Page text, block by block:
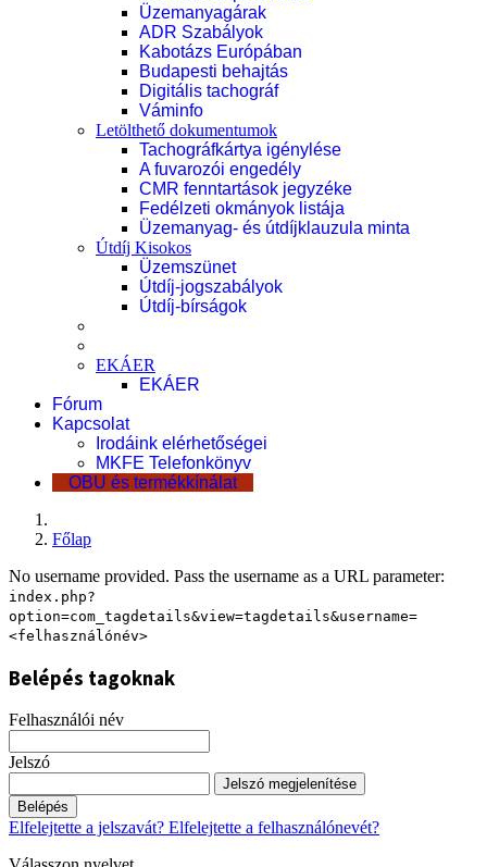
Üzemanyagárak
ADR Szabályok
Kabotázs Európában
Budapesti behajtás
Digitális tachográf
Váminfo
Letölthető dokumentumok
Tachográfkártya igénylése
A fuvarozói engedély
CMR fenntartások jegyzéke
Fedélzeti okmányok listája
Üzemanyag- és útdíjklauzula minta
Útdíj Kisokos
Üzemszünet
Útdíj-jogszabályok
Útdíj-bírságok
EKÁER
EKÁER
Fórum
Kapcsolat
Irodáink elérhetőségei
MKFE Telefonkönyv
OBU és termékkínálat
Főlap
No username provided. Pass the username as a URL parameter:
index.php?
option=com_tagdetails&view=tagdetails&username=
<felhasználónév>
Belépés tagoknak
Felhasználói név
Jelszó
Jelszó megjelenítése
Belépés
Elfelejtette a jelszavát? Elfelejtette a felhasználónevét?